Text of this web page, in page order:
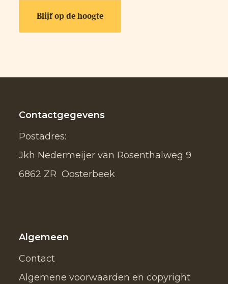
Contactgegevens
Postadres:
Jkh Nedermeijer van Rosenthalweg 9
6862 ZR Oosterbeek
Algemeen
Contact
Algemene voorwaarden en copyright